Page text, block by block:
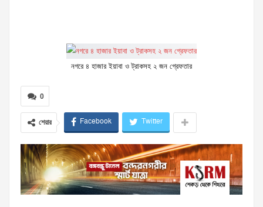
নগরে ৪ হাজার ইয়াবা ও ট্রাকসহ ২ জন গ্রেফতার
0
শেয়ার Facebook Twitter